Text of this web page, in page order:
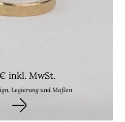
inkl. MwSt.
Legierung und Maßen